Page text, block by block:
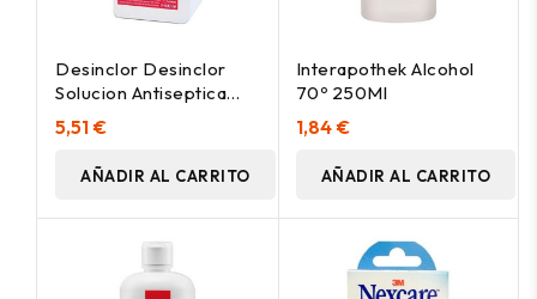
Desinclor Desinclor
Solucion Antiseptica
500Ml
5,51 €
AÑADIR AL CARRITO
Interapothek Alcohol
70º 250Ml
1,84 €
AÑADIR AL CARRITO